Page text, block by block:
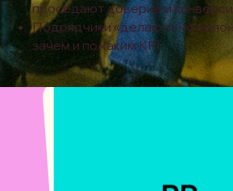
проседают доверие и
Подрядчики «делают», но
зачем и по каким KPI